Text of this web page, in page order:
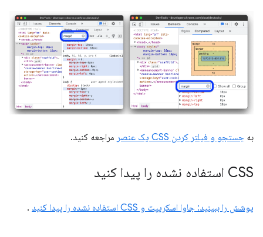
به جستجو و فیلتر کردن CSS یک عنصر مراجعه کنید.
CSS استفاده نشده را پیدا کنید
پوشش را ببینید: جاوا اسکریپت و CSS استفاده نشده را پیدا کنید .